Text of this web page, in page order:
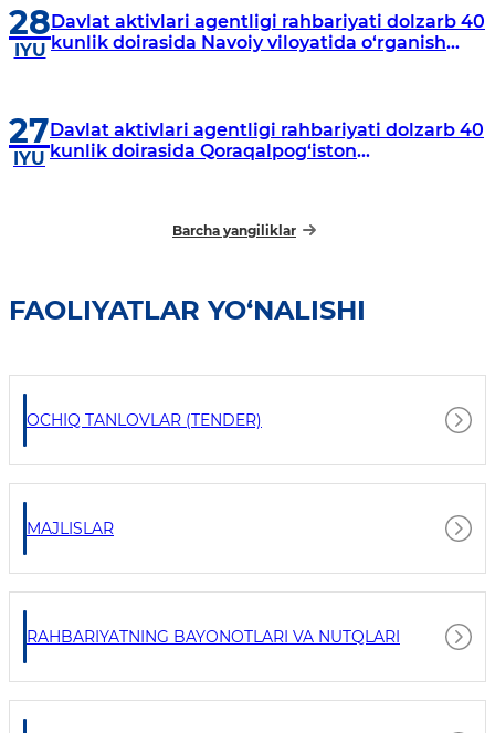
28
IYU
Davlat aktivlari agentligi rahbariyati dolzarb 40
kunlik doirasida Navoiy viloyatida o‘rganish
27
IYU
Davlat aktivlari agentligi rahbariyati dolzarb 40
kunlik doirasida Qoraqalpog‘iston
Barcha yangiliklar
FAOLIYATLAR YO‘NALISHI
OCHIQ TANLOVLAR (TENDER)
MAJLISLAR
RAHBARIYATNING BAYONOTLARI VA NUTQLARI